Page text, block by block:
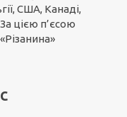
США, Канаді,
За цією п’єсою